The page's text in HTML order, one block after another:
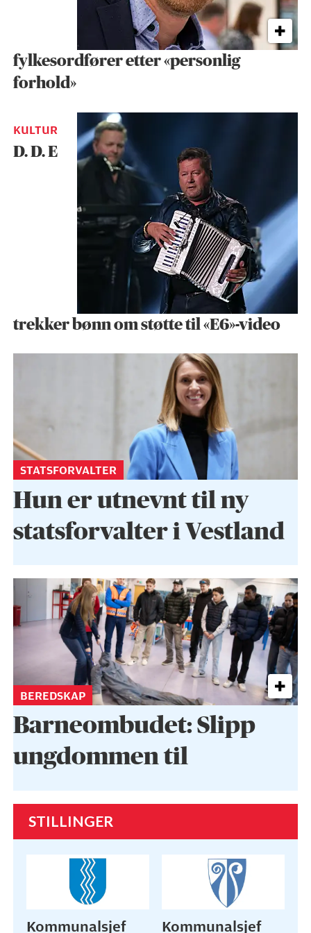
fylkesordfører etter «personlig
forhold»
KULTUR
D. D. E
trekker bønn om støtte til «E6»-video
STATSFORVALTER
Hun er utnevnt til ny
statsforvalter i Vestland
BEREDSKAP
Barneombudet: Slipp
ungdommen til
STILLINGER
Kommunalsjef Kommunalsjef